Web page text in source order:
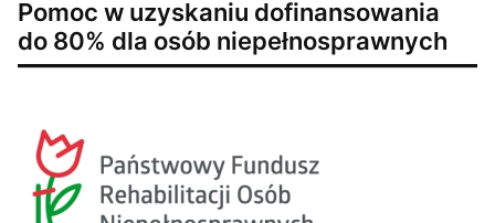
Pomoc w uzyskaniu dofinansowania
do 80% dla osób niepełnosprawnych